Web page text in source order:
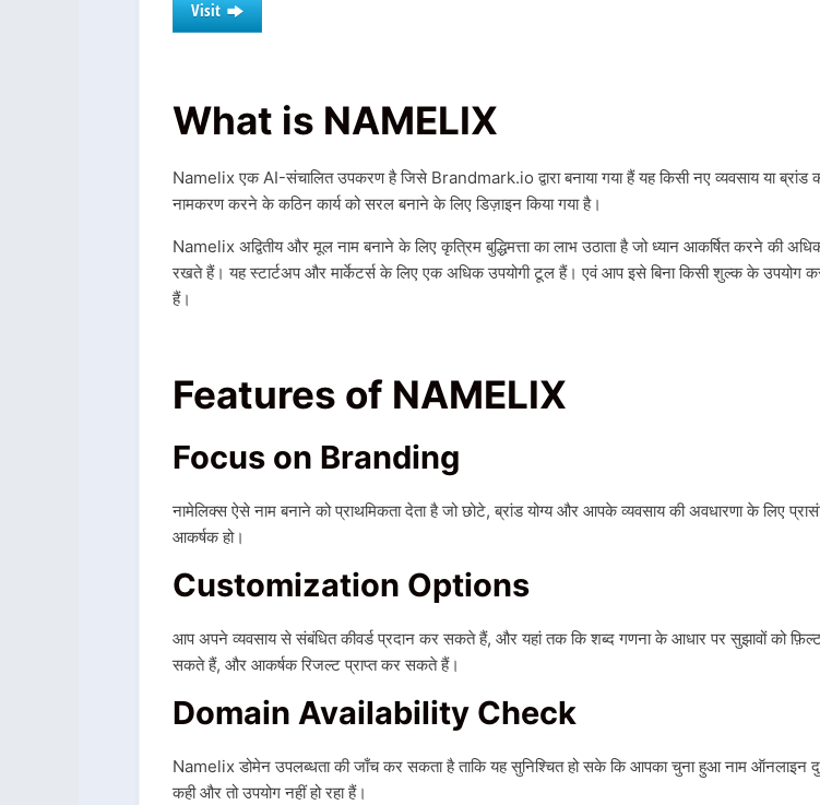
Visit
What is NAMELIX
Namelix एक AI-संचालित उपकरण है जिसे Brandmark.io द्वारा बनाया गया हैं यह किसी नए व्यवसाय या ब्रांड
नामकरण करने के कठिन कार्य को सरल बनाने के लिए डिज़ाइन किया गया है।
Namelix अद्वितीय और मूल नाम बनाने के लिए कृत्रिम बुद्धिमत्ता का लाभ उठाता है जो ध्यान आकर्षित करने की
रखते हैं। यह स्टार्टअप और मार्केटर्स के लिए एक अधिक उपयोगी टूल हैं। एवं आप इसे बिना किसी शुल्क के उपयोग
हैं।
Features of NAMELIX
Focus on Branding
नामेलिक्स ऐसे नाम बनाने को प्राथमिकता देता है जो छोटे, ब्रांड योग्य और आपके व्यवसाय की अवधारणा के लिए
आकर्षक हो।
Customization Options
आप अपने व्यवसाय से संबंधित कीवर्ड प्रदान कर सकते हैं, और यहां तक ​​कि शब्द गणना के आधार पर सुझावों को
सकते हैं, और आकर्षक रिजल्ट प्राप्त कर सकते हैं।
Domain Availability Check
Namelix डोमेन उपलब्धता की जाँच कर सकता है ताकि यह सुनिश्चित हो सके कि आपका चुना हुआ नाम ऑनलाइन
कही और तो उपयोग नहीं हो रहा हैं।